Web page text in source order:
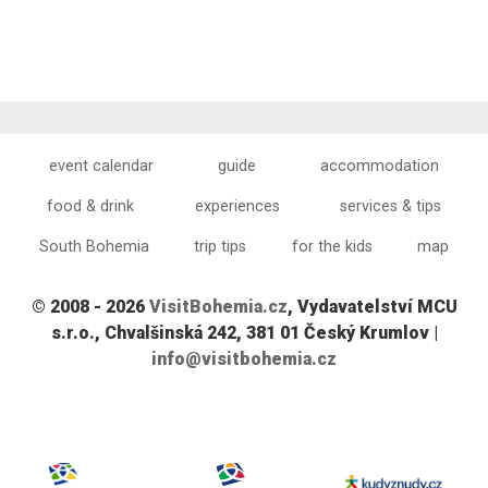
event calendar guide accommodation
food & drink experiences services & tips
South Bohemia trip tips for the kids map
© 2008 - 2026 VisitBohemia.cz, Vydavatelství MCU
s.r.o., Chvalšinská 242, 381 01 Český Krumlov |
info@visitbohemia.cz